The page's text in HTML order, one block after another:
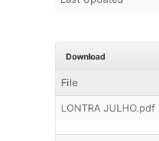
Download
File
LONTRA JULHO.pdf